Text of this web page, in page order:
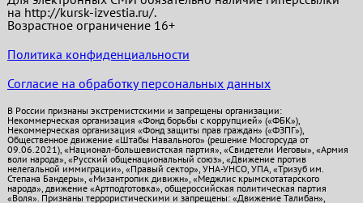
на http://kursk-izvestia.ru/.
Возрастное ограничение 16+
Политика конфиденциальности
Согласие на обработку персональных данных
В России признаны экстремистскими и запрещены организации:
Некоммерческая организация «Фонд борьбы с коррупцией» («ФБК»),
Некоммерческая организация «Фонд защиты прав граждан» («ФЗПГ»),
Общественное движение «Штабы Навального» (решение Мосгорсуда от
09.06.2021), «Национал-большевистская партия», «Свидетели Иеговы», «Армия
воли народа», «Русский общенациональный союз», «Движение против
нелегальной иммиграции», «Правый сектор», УНА-УНСО, УПА, «Тризуб им.
Степана Бандеры», «Мизантропик дивижн», «Меджлис крымскотатарского
народа», движение «Артподготовка», общероссийская политическая партия
«Воля». Признаны террористическими и запрещены: «Движение Талибан»,